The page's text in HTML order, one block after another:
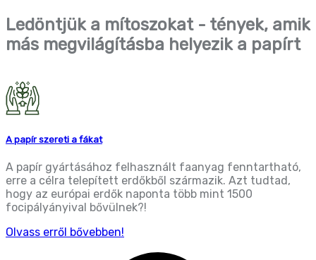
Ledöntjük a mítoszokat - tények, amik
más megvilágításba helyezik a papírt
A papír szereti a fákat
A papír gyártásához felhasznált faanyag fenntartható,
erre a célra telepített erdőkből származik. Azt tudtad,
hogy az európai erdők naponta több mint 1500
focipályányival bővülnek?!
Olvass erről bővebben!